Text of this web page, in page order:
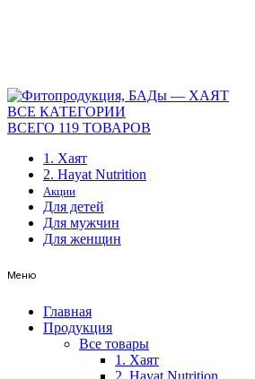
ВСЕ КАТЕГОРИИ
ВСЕГО 119 ТОВАРОВ
1. Хаят
2. Hayat Nutrition
Акции
Для детей
Для мужчин
Для женщин
Меню
Главная
Продукция
Все товары
1. Хаят
2. Hayat Nutrition